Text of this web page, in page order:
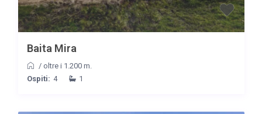
Baita Mira
/ oltre i 1.200 m.
Ospiti: 4 1